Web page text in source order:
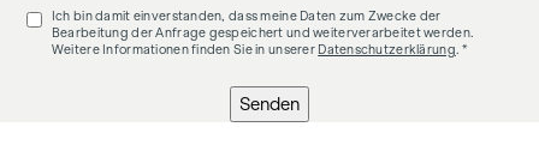
Ich bin damit einverstanden, dass meine Daten zum Zwecke der
Bearbeitung der Anfrage gespeichert und weiterverarbeitet werden.
Weitere Informationen finden Sie in unserer Datenschutzerklärung. *
Senden